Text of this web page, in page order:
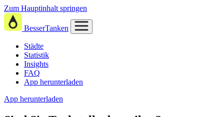
Zum Hauptinhalt springen
BesserTanken
Städte
Statistik
Insights
FAQ
App herunterladen
App herunterladen